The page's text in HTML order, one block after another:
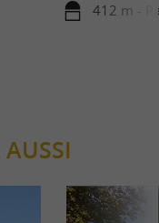
412 m -
AUSSI